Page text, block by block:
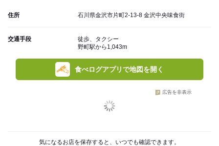
住所 石川県金沢市片町2-13-8 金沢中央味食街
交通手段
徒歩、タクシー
野町駅から1,043m
食べログアプリで地図を開く
広告を非表示
気になるお店を保存すると、いつでも確認できます。